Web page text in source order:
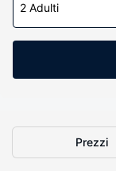
2 Adulti
Prezzi